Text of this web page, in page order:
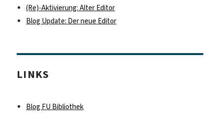
(Re)-Aktivierung: Alter Editor
Blog Update: Der neue Editor
LINKS
Blog FU Bibliothek